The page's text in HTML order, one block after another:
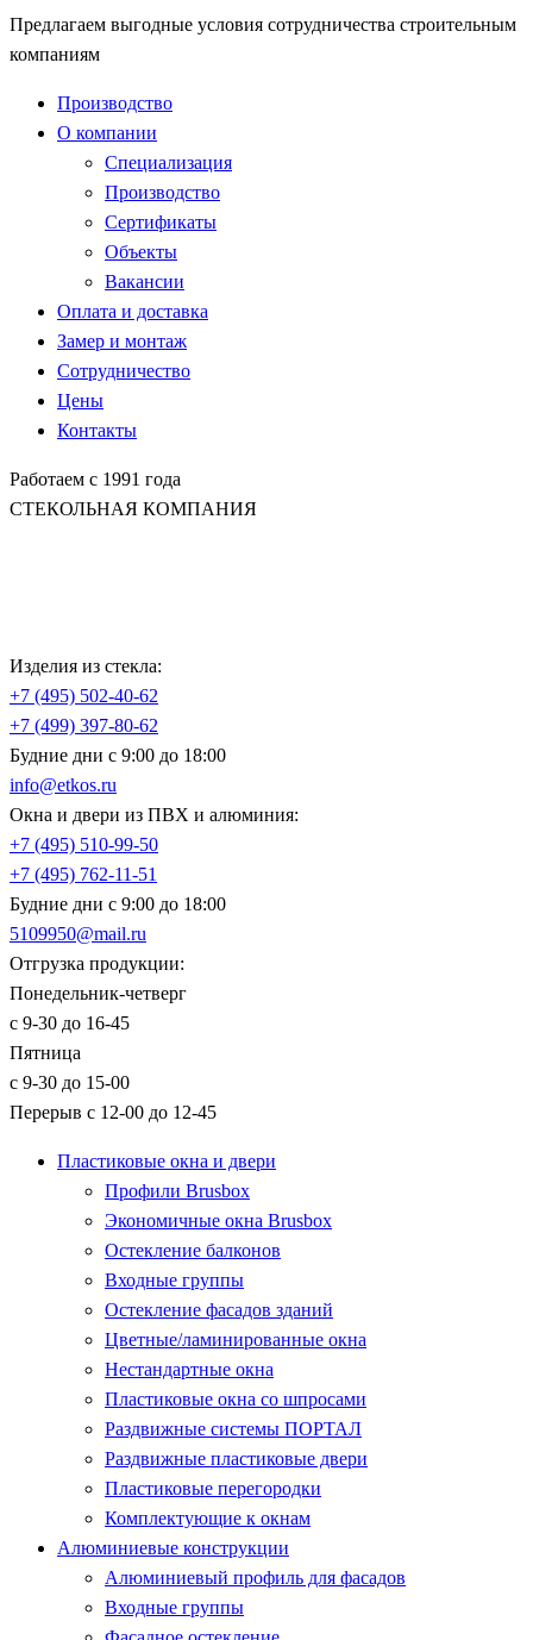
Предлагаем выгодные условия сотрудничества строительным
компаниям
Производство
О компании
Специализация
Производство
Сертификаты
Объекты
Вакансии
Оплата и доставка
Замер и монтаж
Сотрудничество
Цены
Контакты
Работаем с 1991 года
СТЕКОЛЬНАЯ КОМПАНИЯ
Изделия из стекла:
+7 (495) 502-40-62
+7 (499) 397-80-62
Будние дни с 9:00 до 18:00
info@etkos.ru
Окна и двери из ПВХ и алюминия:
+7 (495) 510-99-50
+7 (495) 762-11-51
Будние дни с 9:00 до 18:00
5109950@mail.ru
Отгрузка продукции:
Понедельник-четверг
с 9-30 до 16-45
Пятница
с 9-30 до 15-00
Перерыв с 12-00 до 12-45
Пластиковые окна и двери
Профили Brusbox
Экономичные окна Brusbox
Остекление балконов
Входные группы
Остекление фасадов зданий
Цветные/ламинированные окна
Нестандартные окна
Пластиковые окна со шпросами
Раздвижные системы ПОРТАЛ
Раздвижные пластиковые двери
Пластиковые перегородки
Комплектующие к окнам
Алюминиевые конструкции
Алюминиевый профиль для фасадов
Входные группы